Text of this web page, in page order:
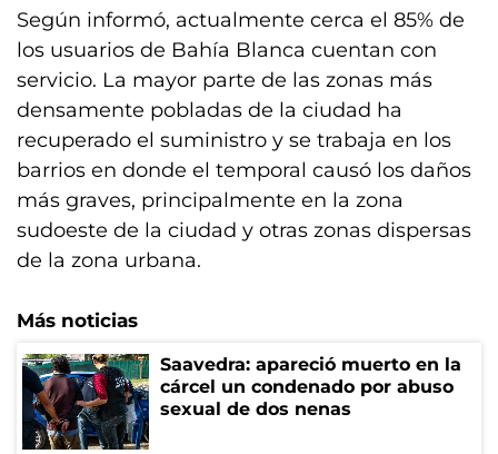
Según informó, actualmente cerca el 85% de
los usuarios de Bahía Blanca cuentan con
servicio. La mayor parte de las zonas más
densamente pobladas de la ciudad ha
recuperado el suministro y se trabaja en los
barrios en donde el temporal causó los daños
más graves, principalmente en la zona
sudoeste de la ciudad y otras zonas dispersas
de la zona urbana.
Más noticias
Saavedra: apareció muerto en la
cárcel un condenado por abuso
sexual de dos nenas